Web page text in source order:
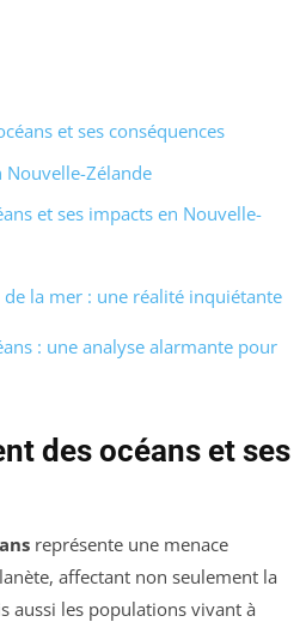
et ses conséquences
Nouvelle-Zélande
et ses impacts en Nouvelle-
la mer : une réalité inquiétante
: une analyse alarmante pour
des océans et ses
représente une menace
affectant non seulement la
aussi les populations vivant à